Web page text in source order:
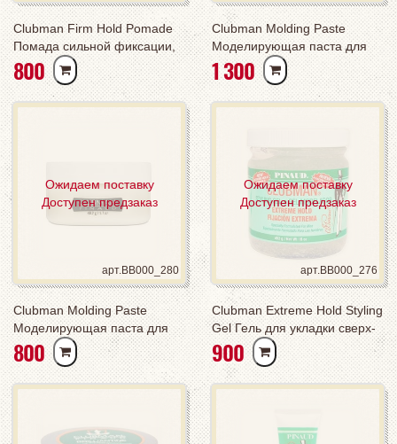
Clubman Firm Hold Pomade
Помада сильной фиксации,
48,2 г
800РУБ
Clubman Molding Paste
Моделирующая паста для
укладки волос, 113 г
1 300РУБ
Ожидаем поставку
Доступен предзаказ
арт.BB000_280
Clubman Molding Paste
Моделирующая паста для
укладки волос, 48,2 г
800РУБ
Ожидаем поставку
Доступен предзаказ
арт.BB000_276
Clubman Extreme Hold Styling
Gel Гель для укладки сверх-
сильной фиксации, 480 мл
900РУБ